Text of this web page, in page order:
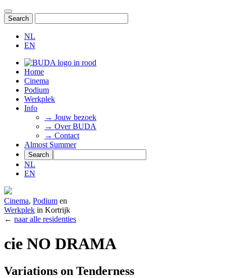
NL
EN
Home
Cinema
Podium
Werkplek
Info
→ Jouw bezoek
→ Over BUDA
→ Contact
Almost Summer
NL
EN
Cinema, Podium en
Werkplek in Kortrijk
← naar alle residenties
cie NO DRAMA
Variations on Tenderness